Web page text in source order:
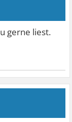
gerne liest.